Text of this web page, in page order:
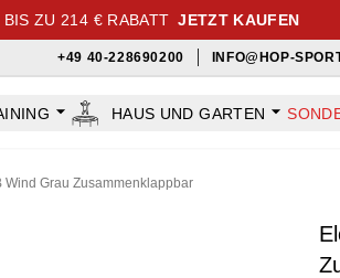
ZU 214 € RABATT JETZT KAUFEN
+49 40-228690200 INFO@HOP-
HAUS UND GARTEN
Grau Zusammenklappbar